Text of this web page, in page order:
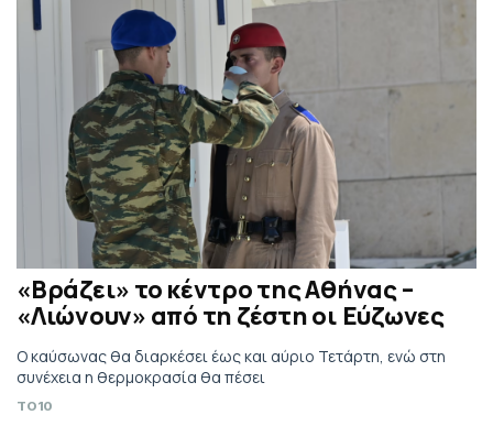
«Βράζει» το κέντρο της Αθήνας –
«Λιώνουν» από τη ζέστη οι Εύζωνες
Ο καύσωνας θα διαρκέσει έως και αύριο Τετάρτη, ενώ στη
συνέχεια η θερμοκρασία θα πέσει
TO10